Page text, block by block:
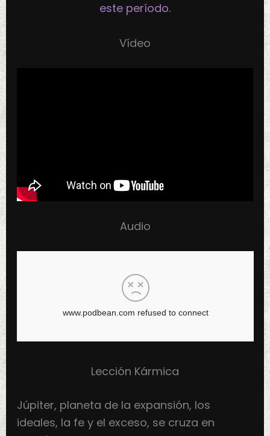
este período.
Vídeo
Audio
Lección Kármica
Júpiter, planeta de la expansión, los
ideales, la fe y el exceso, se cruza en